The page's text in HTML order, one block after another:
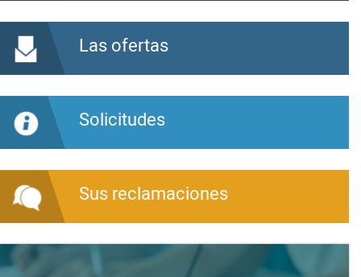
Las ofertas
Solicitudes
Sus reclamaciones